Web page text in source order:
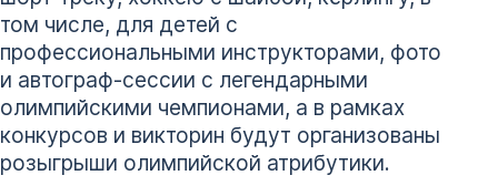
том числе, для детей с
профессиональными инструкторами, фото
и автограф-сессии с легендарными
олимпийскими чемпионами, а в рамках
конкурсов и викторин будут организованы
розыгрыши олимпийской атрибутики.